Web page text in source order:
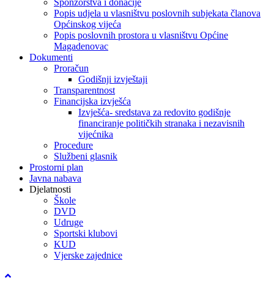
Sponzorstva i donacije
Popis udjela u vlasništvu poslovnih subjekata članova
Općinskog vijeća
Popis poslovnih prostora u vlasništvu Općine
Magadenovac
Dokumenti
Proračun
Godišnji izvještaji
Transparentnost
Financijska izvješća
Izvješća- sredstava za redovito godišnje
financiranje političkih stranaka i nezavisnih
vijećnika
Procedure
Službeni glasnik
Prostorni plan
Javna nabava
Djelatnosti
Škole
DVD
Udruge
Sportski klubovi
KUD
Vjerske zajednice